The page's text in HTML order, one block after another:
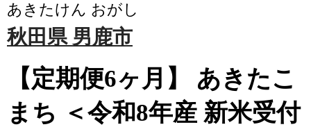
あきたけん おがし
秋田県 男鹿市
【定期便6ヶ月】 あきたこ
まち ＜令和8年産 新米受付